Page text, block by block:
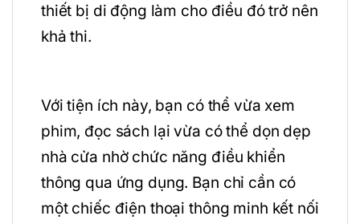
thiết bị di động làm cho điều đó trở nên
khả thi.
Với tiện ích này, bạn có thể vừa xem
phim, đọc sách lại vừa có thể dọn dẹp
nhà cửa nhờ chức năng điều khiển
thông qua ứng dụng. Bạn chỉ cần có
một chiếc điện thoại thông minh kết nối